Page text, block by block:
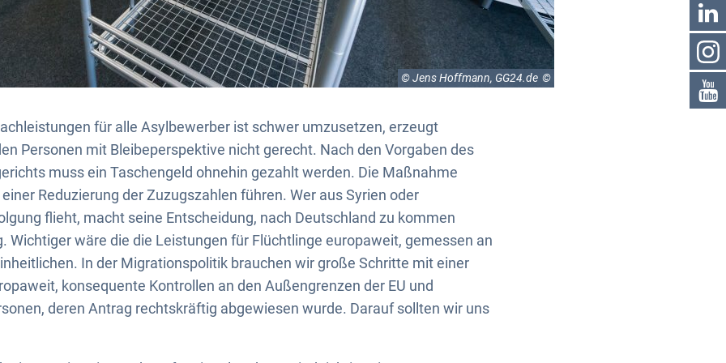
© Jens Hoffmann, GG24.de
für alle Asylbewerber ist schwer umzusetzen, erzeugt
Personen mit Bleibeperspektive nicht gerecht. Nach den Vorgaben des
muss ein Taschengeld ohnehin gezahlt werden. Die Maßnahme
Reduzierung der Zuzugszahlen führen. Wer aus Syrien oder
flieht, macht seine Entscheidung, nach Deutschland zu kommen
Wichtiger wäre die die Leistungen für Flüchtlinge europaweit, gemessen an
In der Migrationspolitik brauchen wir große Schritte mit einer
konsequente Kontrollen an den Außengrenzen der EU und
deren Antrag rechtskräftig abgewiesen wurde. Darauf sollten wir uns